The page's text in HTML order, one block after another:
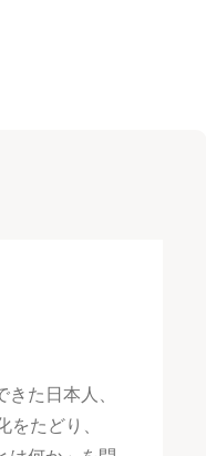
た日本人、
たどり、